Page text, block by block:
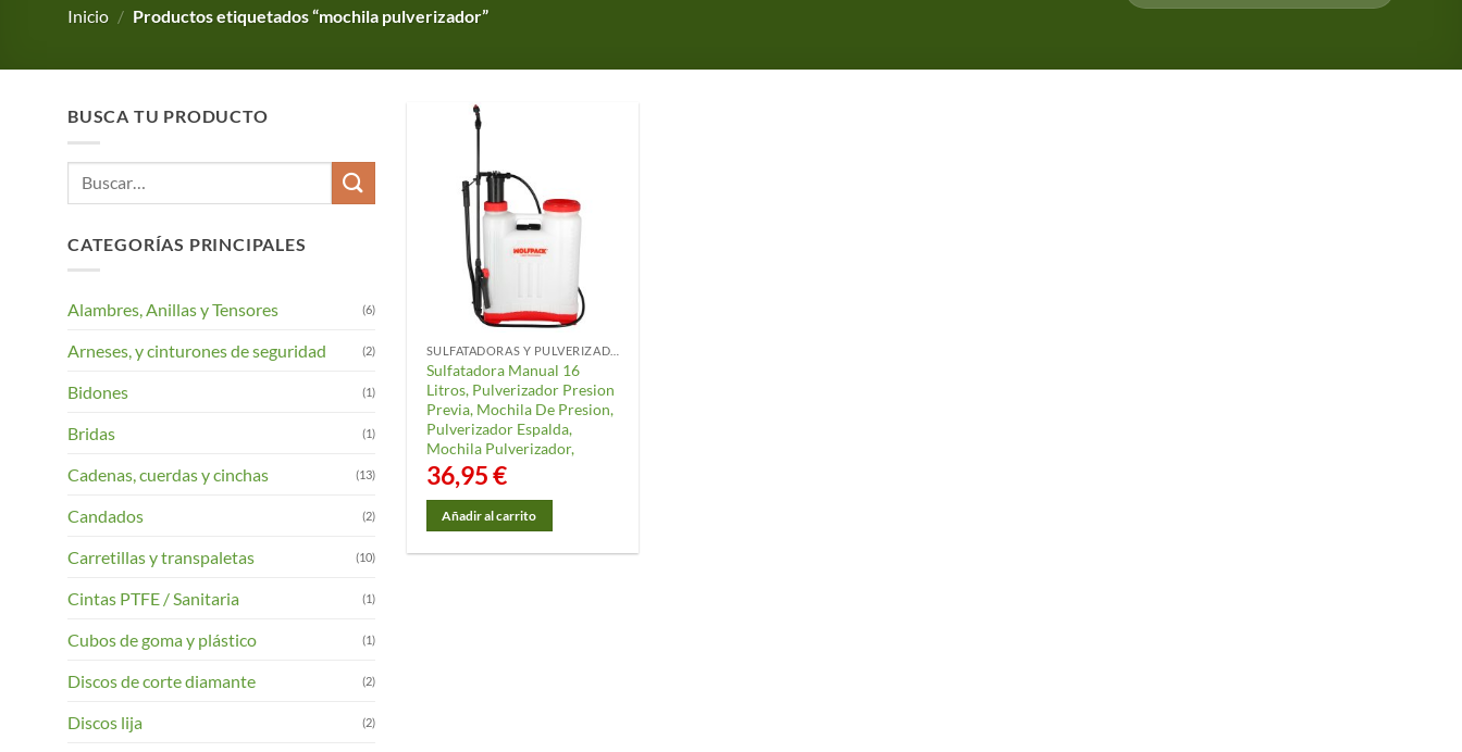
Inicio / Productos etiquetados “mochila pulverizador”
BUSCA TU PRODUCTO
Buscar
CATEGORÍAS PRINCIPALES
Alambres, Anillas y Tensores (6)
Arneses, y cinturones de seguridad (2)
Bidones (1)
Bridas (1)
Cadenas, cuerdas y cinchas (13)
Candados (2)
Carretillas y transpaletas (10)
Cintas PTFE / Sanitaria (1)
Cubos de goma y plástico (1)
Discos de corte diamante (2)
Discos lija (2)
Sulfatadora Manual 16
Litros, Pulverizador Presion
Previa, Mochila De Presion,
Pulverizador Espalda,
Mochila Pulverizador,
36,95€
Añadir al carrito